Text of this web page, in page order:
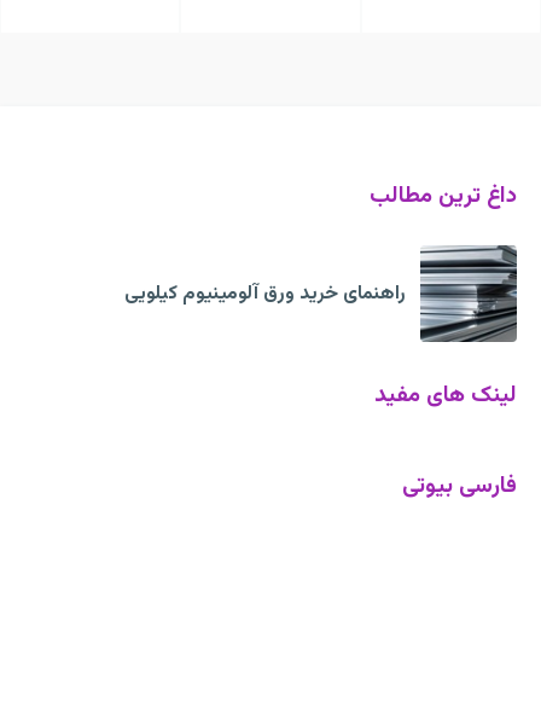
داغ ترین مطالب
راهنمای خرید ورق آلومینیوم کیلویی
لینک های مفید
فارسی بیوتی